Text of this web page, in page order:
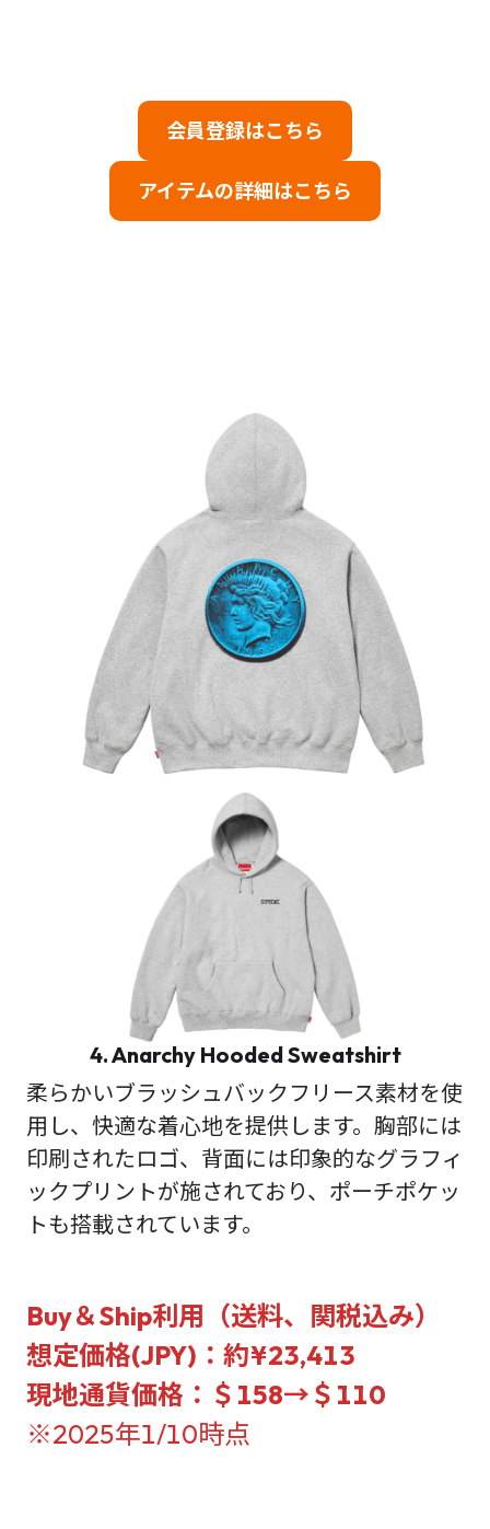
会員登録はこちら
アイテムの詳細はこちら
4. Anarchy Hooded Sweatshirt
柔らかいブラッシュバックフリース素材を使
用し、快適な着心地を提供します。胸部には
印刷されたロゴ、背面には印象的なグラフィ
ックプリントが施されており、ポーチポケッ
トも搭載されています。
Buy＆Ship利用（送料、関税込み）
想定価格(JPY)：約¥23,413
現地通貨価格：＄158→＄110
※2025年1/10時点